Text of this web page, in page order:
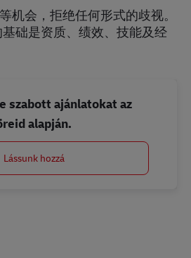
机会，拒绝任何形式的歧视。
础是资质、绩效、技能及经
szabott ajánlatokat az
alapján.
Lássunk hozzá